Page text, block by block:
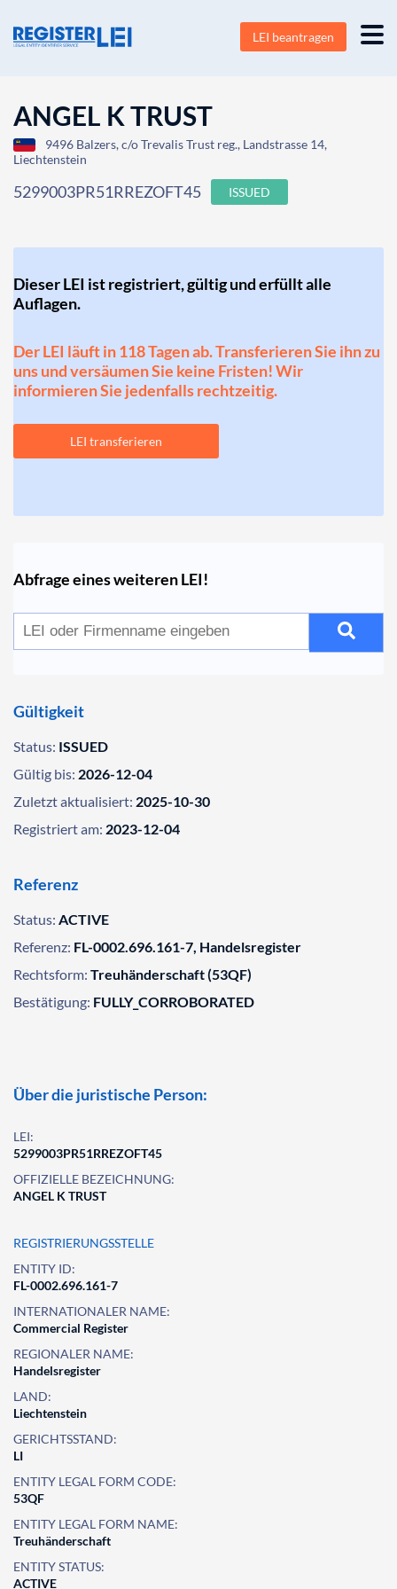
LEI beantragen
ANGEL K TRUST
9496 Balzers, c/o Trevalis Trust reg., Landstrasse 14,
Liechtenstein
5299003PR51RREZOFT45 ISSUED
Dieser LEI ist registriert, gültig und erfüllt alle
Auflagen.
Der LEI läuft in 118 Tagen ab. Transferieren Sie ihn zu
uns und versäumen Sie keine Fristen! Wir
informieren Sie jedenfalls rechtzeitig.
LEI transferieren
Abfrage eines weiteren LEI!
Gültigkeit
Status: ISSUED
Gültig bis: 2026-12-04
Zuletzt aktualisiert: 2025-10-30
Registriert am: 2023-12-04
Referenz
Status: ACTIVE
Referenz: FL-0002.696.161-7, Handelsregister
Rechtsform: Treuhänderschaft (53QF)
Bestätigung: FULLY_CORROBORATED
Über die juristische Person:
LEI:
5299003PR51RREZOFT45
OFFIZIELLE BEZEICHNUNG:
ANGEL K TRUST
REGISTRIERUNGSSTELLE
ENTITY ID:
FL-0002.696.161-7
INTERNATIONALER NAME:
Commercial Register
REGIONALER NAME:
Handelsregister
LAND:
Liechtenstein
GERICHTSSTAND:
LI
ENTITY LEGAL FORM CODE:
53QF
ENTITY LEGAL FORM NAME:
Treuhänderschaft
ENTITY STATUS:
ACTIVE